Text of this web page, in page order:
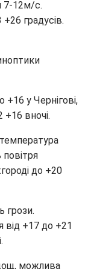
7-12м/с.
градусів.
у Чернігові,
+16 вночі.
до +20
грози.
від +17 до +21
можлива